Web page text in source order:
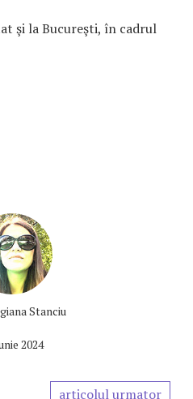
şi la Bucureşti, în cadrul
Stanciu
2024
articolul urmator